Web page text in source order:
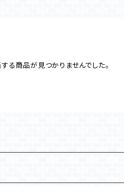
る商品が見つかりませんでした。